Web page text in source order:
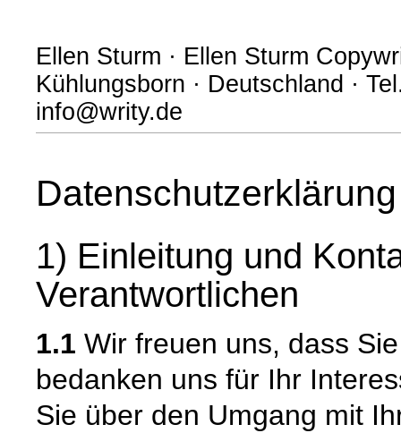
Ellen Sturm · Ellen Sturm
Kühlungsborn · Deutschland ·
info@writy.de
Datenschutzerklärung
1) Einleitung und
Verantwortlichen
1.1 Wir freuen uns, dass
bedanken uns für Ihr
Sie über den Umgang mit